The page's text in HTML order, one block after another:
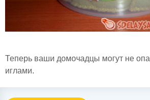
Теперь ваши домочадцы могут не
иглами.